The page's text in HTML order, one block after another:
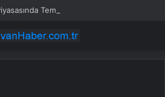
Temmuz 2024 Gelişmeleri